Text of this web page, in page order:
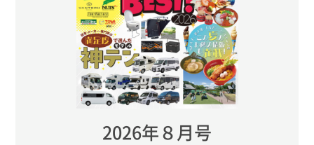
2026年８月号